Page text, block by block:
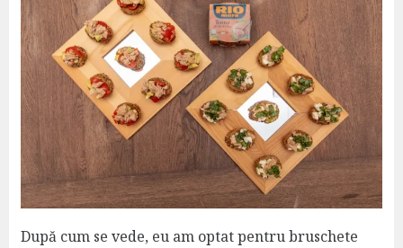
După cum se vede, eu am optat pentru bruschete